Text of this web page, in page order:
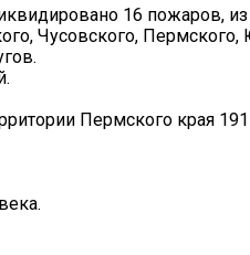
16 пожаров,
Чусовского, Пермского,
Пермского края